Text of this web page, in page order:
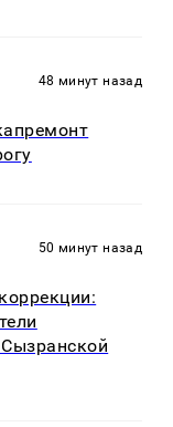
48 минут назад
50 минут назад